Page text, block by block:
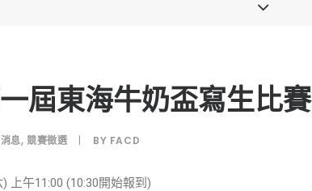
一屆東海牛奶盃寫生比
息,競賽徵選 | BY FACD
上午11:00 (10:30開始報到)